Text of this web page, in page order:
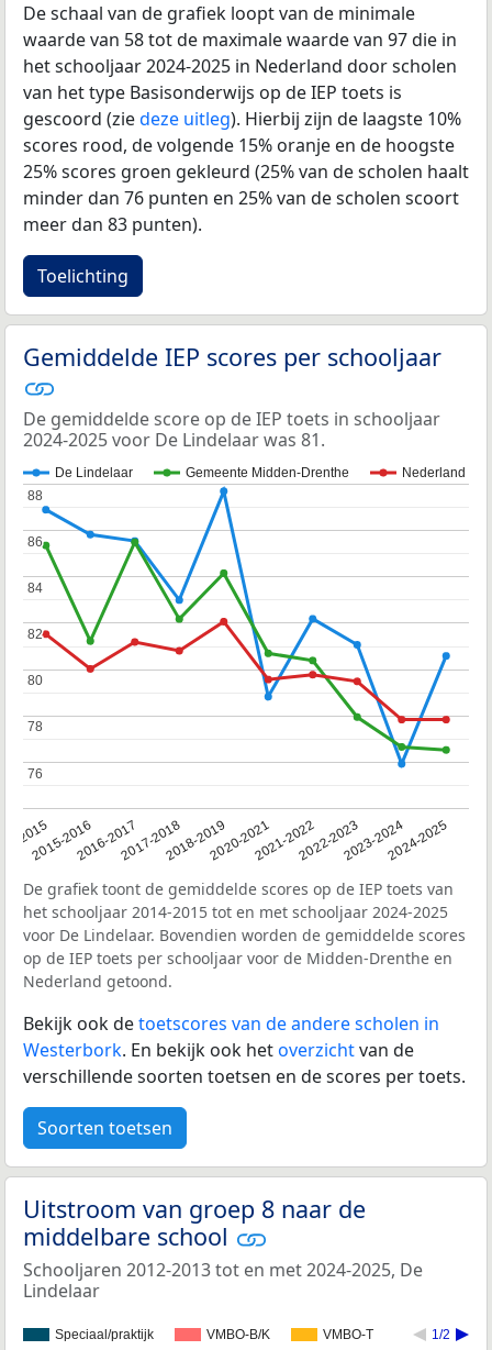
De schaal van de grafiek loopt van de minimale
waarde van 58 tot de maximale waarde van 97 die in
het schooljaar 2024-2025 in Nederland door scholen
van het type Basisonderwijs op de IEP toets is
gescoord (ziedeze uitleg). Hierbij zijn de laagste 10%
scores rood, de volgende 15% oranje en de hoogste
25% scores groen gekleurd (25% van de scholen haalt
minder dan 76 punten en 25% van de scholen scoort
meer dan 83 punten).
Toelichting
Gemiddelde IEP scores per schooljaar
De gemiddelde score op de IEP toets in schooljaar
2024-2025 voor De Lindelaar was 81.
De Lindelaar Gemeente Midden-Drenthe Nederland
2015
2015-20162016-20172017-20182018-20192020-20212021-20222022-20232023-20242024-2025
76
76
78
78
80
80
82
82
84
84
86
86
88
88
De grafiek toont de gemiddelde scores op de IEP toets van
het schooljaar 2014-2015 tot en met schooljaar 2024-2025
voor De Lindelaar. Bovendien worden de gemiddelde scores
op de IEP toets per schooljaar voor de Midden-Drenthe en
Nederland getoond.
Bekijk ook detoetscores van de andere scholen in
Westerbork. En bekijk ook hetoverzichtvan de
verschillende soorten toetsen en de scores per toets.
Soorten toetsen
Uitstroom van groep 8 naar de
middelbare school
Schooljaren 2012-2013 tot en met 2024-2025, De
Lindelaar
Speciaal/praktijk VMBO-B/K VMBO-T 1/2